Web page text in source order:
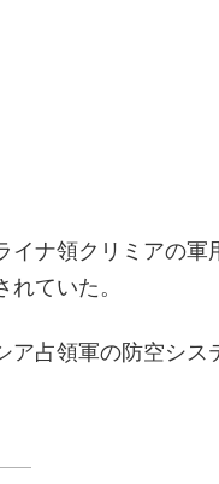
イナ領クリミアの軍
ていた。
占領軍の防空シス